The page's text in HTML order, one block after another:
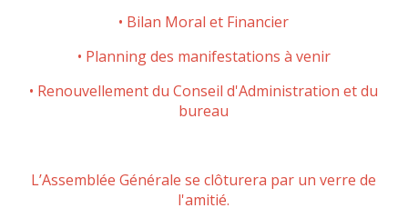
• Bilan Moral et Financier
• Planning des manifestations à venir
• Renouvellement du Conseil d'Administration et du
bureau
L’Assemblée Générale se clôturera par un verre de
l'amitié.